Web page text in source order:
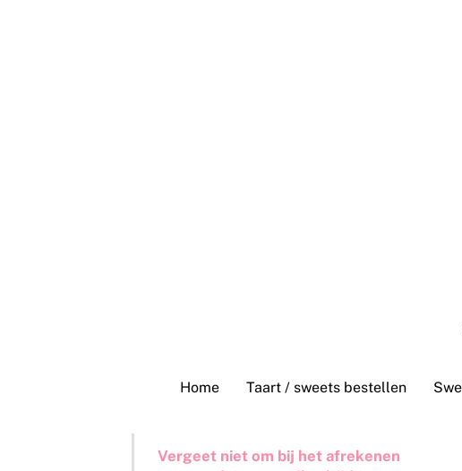
Home Taart / sweets bestellen
Vergeet niet om bij het afrekenen